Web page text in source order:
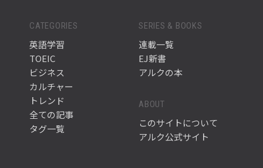
CATEGORIES
英語学習
TOEIC
ビジネス
カルチャー
トレンド
全ての記事
タグ一覧
SERIES & BOOKS
連載一覧
EJ新書
アルクの本
ABOUT
このサイトについて
アルク公式サイト